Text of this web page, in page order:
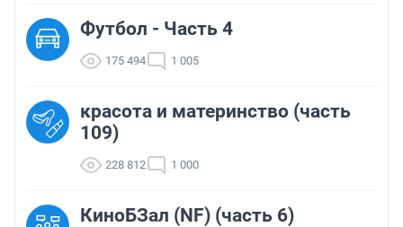
Футбол - Часть 4
175 494 1 005
красота и материнство (часть
109)
228 812 1 000
КиноБЗал (NF) (часть 6)